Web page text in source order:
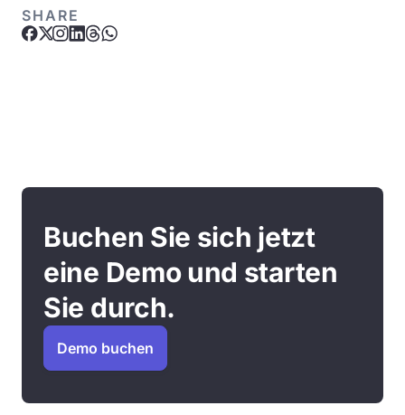
SHARE
Buchen Sie sich jetzt
eine Demo und starten
Sie durch.
Demo buchen